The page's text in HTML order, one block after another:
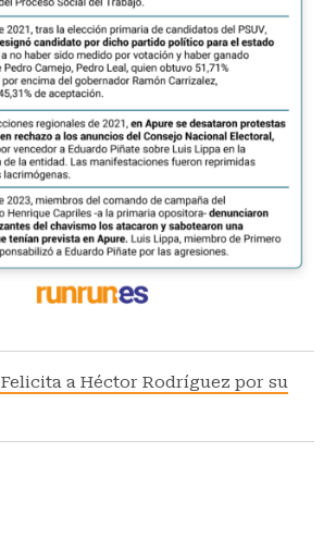
a Héctor Rodríguez por su